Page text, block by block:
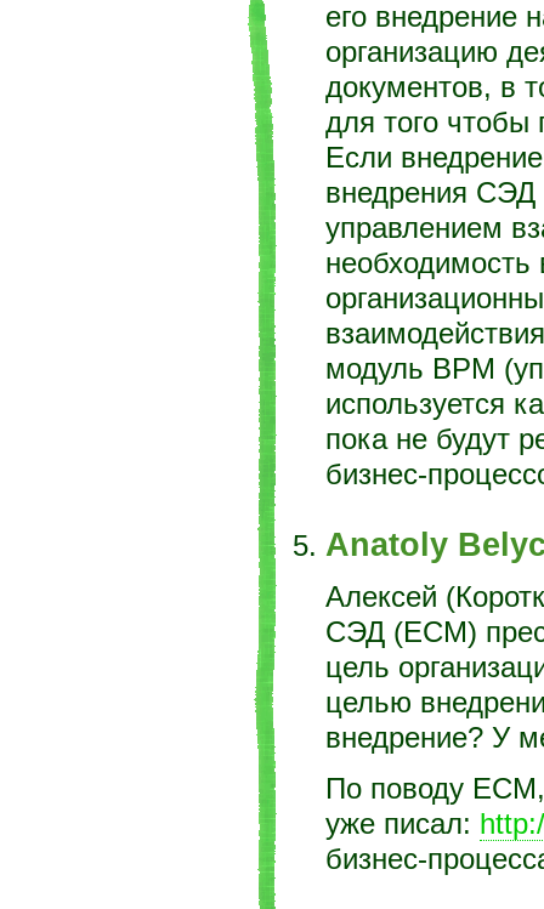
его внедрение
организацию
документов, в
для того
Если
внедрения СЭД
управлением
необходимость
модуль BPM
используется
пока не будут
бизнес-
Anatoly
Алексей
СЭД (ЕСМ)
цель
целью
внедрение? У
По поводу
уже писал:
бизнес-